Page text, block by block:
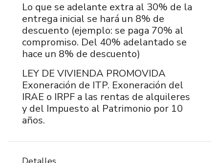
Lo que se adelante extra al 30% de la
entrega inicial se hará un 8% de
descuento (ejemplo: se paga 70% al
compromiso. Del 40% adelantado se
hace un 8% de descuento)
LEY DE VIVIENDA PROMOVIDA
Exoneración de ITP. Exoneración del
IRAE o IRPF a las rentas de alquileres
y del Impuesto al Patrimonio por 10
años.